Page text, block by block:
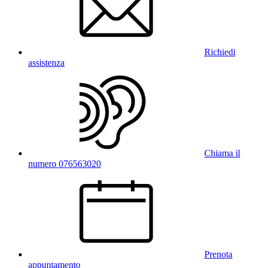
Richiedi
assistenza
Chiama il
numero 076563020
Prenota
appuntamento